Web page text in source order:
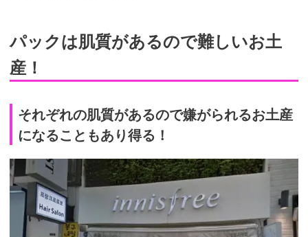
パックは肌質があるので難しいお土
産！
それぞれの肌質があるので嫌がられるお土産
になることもあり得る！